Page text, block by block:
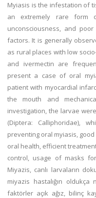
Myiasis is the infestation of
an extremely rare form
unconsciousness, and
factors. It is generally
as rural places with low
and ivermectin are
present a case of oral
patient with myocardial
the mouth and
investigation, the larvae
(Diptera: Calliphoridae),
preventing oral myiasis,
oral health, efficient
control, usage of masks
Miyazis, canlı larvaların
miyazis hastalığın
faktörler açık ağız, bilinç